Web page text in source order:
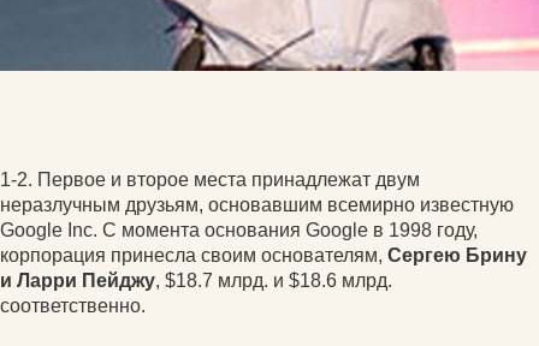
1-2. Первое и второе места принадлежат двум
неразлучным друзьям, основавшим всемирно известную
Google Inc. С момента основания Google в 1998 году,
корпорация принесла своим основателям, Сергею Брину
и Ларри Пейджу, $18.7 млрд. и $18.6 млрд.
соответственно.